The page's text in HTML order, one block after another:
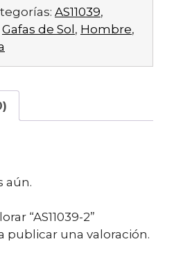
AS11039,
Gafas de Sol , Hombre,
aún.
“AS11039-2”
publicar una valoración.